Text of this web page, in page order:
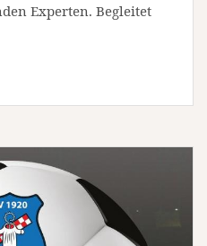
Experten. Begleitet